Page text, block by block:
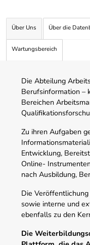
Über Uns Über die
Wartungsbereich
Die Abteilung
Berufsinformation –
Bereichen
Zu ihren Aufgaben
Entwicklung,
Online-
nach Ausbildung,
Die
sowie interne und
ebenfalls zu den
Die